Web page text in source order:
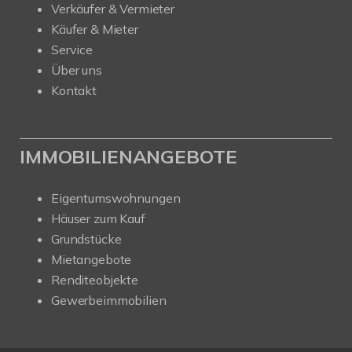
Verkäufer & Vermieter
Käufer & Mieter
Service
Über uns
Kontakt
IMMOBILIENANGEBOTE
Eigentumswohnungen
Häuser zum Kauf
Grundstücke
Mietangebote
Renditeobjekte
Gewerbeimmobilien